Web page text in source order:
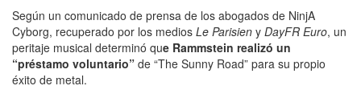
Según un comunicado de prensa de los abogados de NinjA
Cyborg, recuperado por los medios Le Parisien y DayFR Euro, un
peritaje musical determinó que Rammstein realizó un
“préstamo voluntario” de “The Sunny Road” para su propio
éxito de metal.